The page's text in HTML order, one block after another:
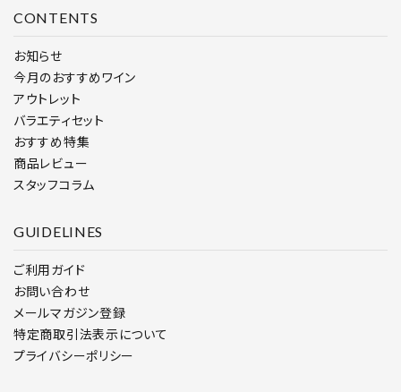
CONTENTS
お知らせ
今月のおすすめワイン
アウトレット
バラエティセット
おすすめ特集
商品レビュー
スタッフコラム
GUIDELINES
ご利用ガイド
お問い合わせ
メールマガジン登録
特定商取引法表示について
プライバシーポリシー